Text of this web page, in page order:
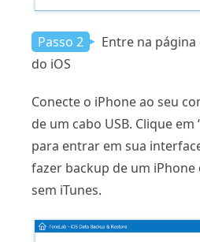
Passo 2
Entre na
do iOS
Conecte o iPhone ao seu
de um cabo USB. Clique em
para entrar em sua
fazer backup de um
sem iTunes.